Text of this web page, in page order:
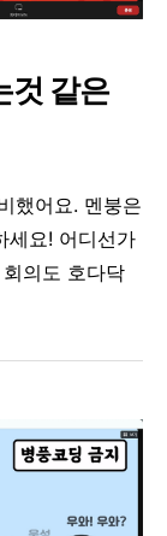
것 같은
했어요. 멘붕은
세요! 어디선가
의도 호다닥